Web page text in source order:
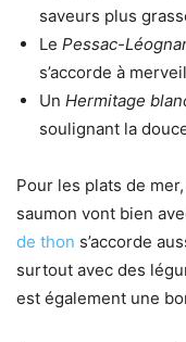
saveurs plus
Le Pessac-
s’accorde à
Un Hermitage
soulignant la
Pour les plats de
saumon vont bien
de thon s’accorde
surtout avec des
est également une